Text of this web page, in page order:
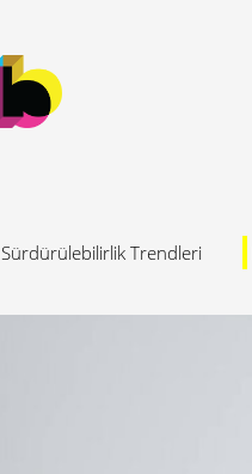
Sürdürülebilirlik Trendleri